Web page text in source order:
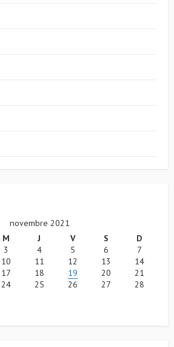
novembre 2021
M J V S
D
3 4 5 6
7
10 11 12 13
14
17 18 19 20
21
24 25 26 27
28